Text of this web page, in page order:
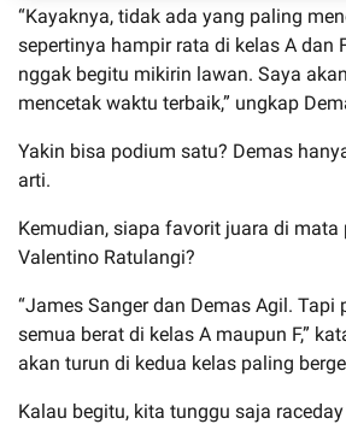
“Kayaknya, tidak ada yang paling
sepertinya hampir rata di kelas A dan
nggak begitu mikirin lawan. Saya
mencetak waktu terbaik,” ungkap
Yakin bisa podium satu? Demas
arti.
Kemudian, siapa favorit juara di mata
Valentino Ratulangi?
“James Sanger dan Demas Agil. Tapi
semua berat di kelas A maupun F,”
akan turun di kedua kelas paling
Kalau begitu, kita tunggu saja